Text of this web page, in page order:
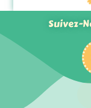
Suivez-